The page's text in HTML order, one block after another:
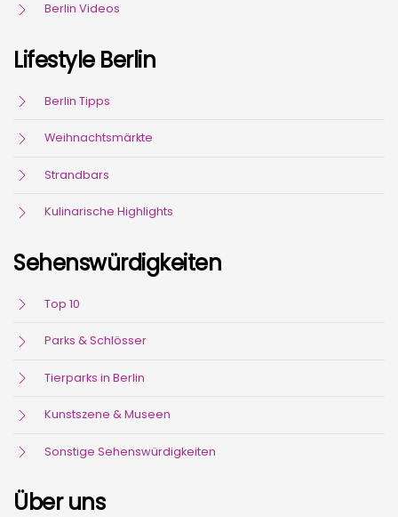
Berlin Videos
Lifestyle Berlin
Berlin Tipps
Weihnachtsmärkte
Strandbars
Kulinarische Highlights
Sehenswürdigkeiten
Top 10
Parks & Schlösser
Tierparks in Berlin
Kunstszene & Museen
Sonstige Sehenswürdigkeiten
Über uns